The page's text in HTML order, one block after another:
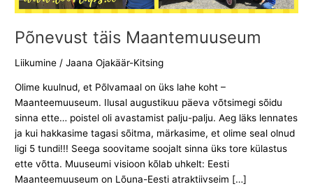
Põnevust täis Maantemuuseum
Liikumine /Jaana Ojakäär-Kitsing
Olime kuulnud, et Põlvamaal on üks lahe koht –
Maanteemuuseum. Ilusal augustikuu päeva võtsimegi sõidu
sinna ette… poistel oli avastamist palju-palju. Aeg läks lennates
ja kui hakkasime tagasi sõitma, märkasime, et olime seal olnud
ligi 5 tundi!!! Seega soovitame soojalt sinna üks tore külastus
ette võtta. Muuseumi visioon kõlab uhkelt: Eesti
Maanteemuuseum on Lõuna-Eesti atraktiivseim […]